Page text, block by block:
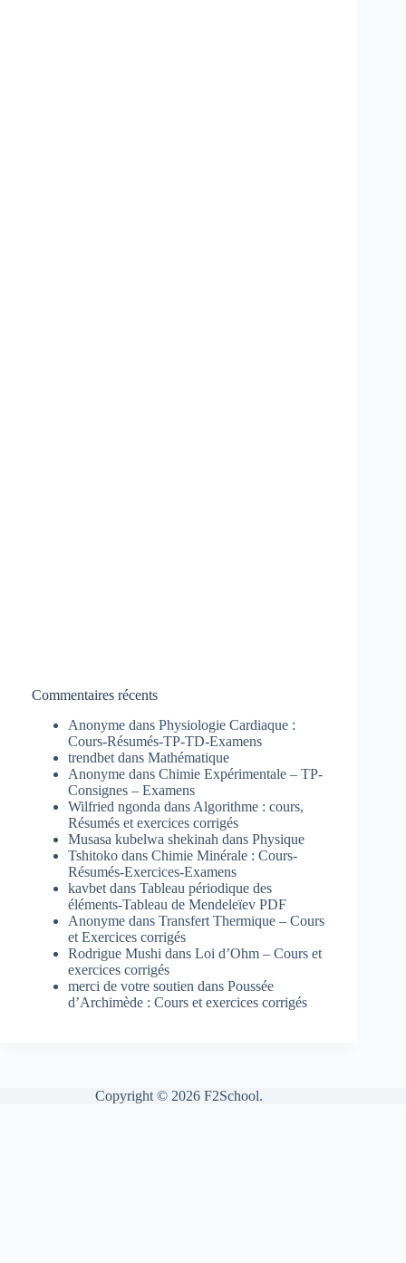
Commentaires récents
Anonyme dans Physiologie Cardiaque :
Cours-Résumés-TP-TD-Examens
trendbet dans Mathématique
Anonyme dans Chimie Expérimentale – TP-
Consignes – Examens
Wilfried ngonda dans Algorithme : cours,
Résumés et exercices corrigés
Musasa kubelwa shekinah dans Physique
Tshitoko dans Chimie Minérale : Cours-
Résumés-Exercices-Examens
kavbet dans Tableau périodique des
éléments-Tableau de Mendeleïev PDF
Anonyme dans Transfert Thermique – Cours
et Exercices corrigés
Rodrigue Mushi dans Loi d’Ohm – Cours et
exercices corrigés
merci de votre soutien dans Poussée
d’Archimède : Cours et exercices corrigés
Copyright © 2026 F2School.